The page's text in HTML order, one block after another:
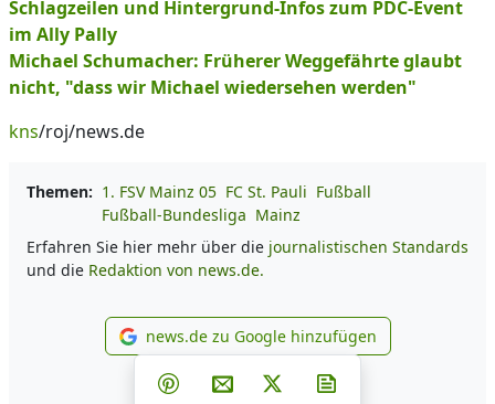
Schlagzeilen und Hintergrund-Infos zum PDC-Event
im Ally Pally
Michael Schumacher: Früherer Weggefährte glaubt
nicht, "dass wir Michael wiedersehen werden"
kns/roj/news.de
Themen: 1. FSV Mainz 05 FC St. Pauli Fußball
Fußball-Bundesliga Mainz
Erfahren Sie hier mehr über die journalistischen Standards
und die Redaktion von news.de.
news.de zu Google
news.de zu Google hinzufügen
Teilen auf Facebook
Teilen auf Whatsapp
Teilen auf Telegram
Teilen auf Pinterest
Per E-Mail teilen
Post auf X